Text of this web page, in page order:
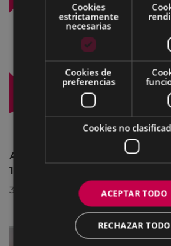
Afecciones al tráfico en la
10 al 23 de agosto, por
30/07/2026
Cookies
estrictamente
necesarias
Cookies de
preferencias
Cookies no
ACEPTAR TODO
RECHAZAR TODO